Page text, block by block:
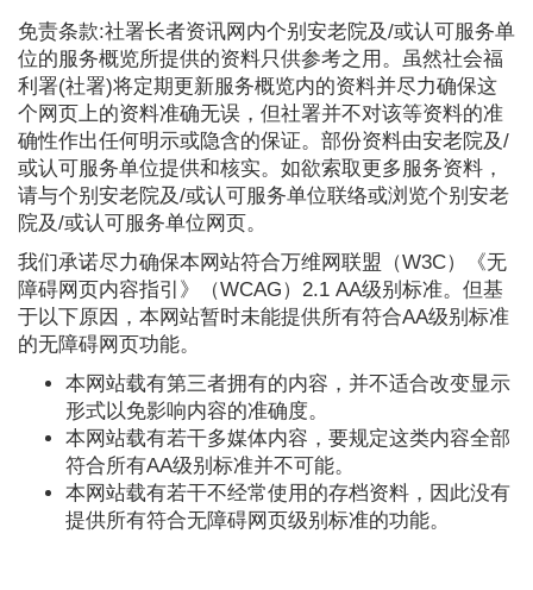
免责条款:社署长者资讯网内个别安老院及/或认可服务单
位的服务概览所提供的资料只供参考之用。虽然社会福
利署(社署)将定期更新服务概览内的资料并尽力确保这
个网页上的资料准确无误，但社署并不对该等资料的准
确性作出任何明示或隐含的保证。部份资料由安老院及/
或认可服务单位提供和核实。如欲索取更多服务资料，
请与个别安老院及/或认可服务单位联络或浏览个别安老
院及/或认可服务单位网页。
我们承诺尽力确保本网站符合万维网联盟（W3C）《无
障碍网页内容指引》（WCAG）2.1 AA级别标准。但基
于以下原因，本网站暂时未能提供所有符合AA级别标准
的无障碍网页功能。
本网站载有第三者拥有的内容，并不适合改变显示
形式以免影响内容的准确度。
本网站载有若干多媒体内容，要规定这类内容全部
符合所有AA级别标准并不可能。
本网站载有若干不经常使用的存档资料，因此没有
提供所有符合无障碍网页级别标准的功能。